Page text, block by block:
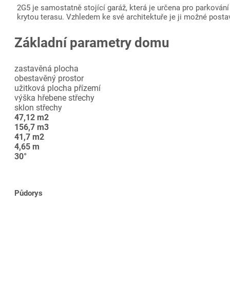
2G5 je samostatně stojící garáž, která je určena pro
krytou terasu. Vzhledem ke své architektuře je ji možné
Základní parametry domu
zastavěná plocha
obestavěný prostor
užitková plocha přízemí
výška hřebene střechy
sklon střechy
47,12 m2
156,7 m3
41,7 m2
4,65 m
30°
Půdorys